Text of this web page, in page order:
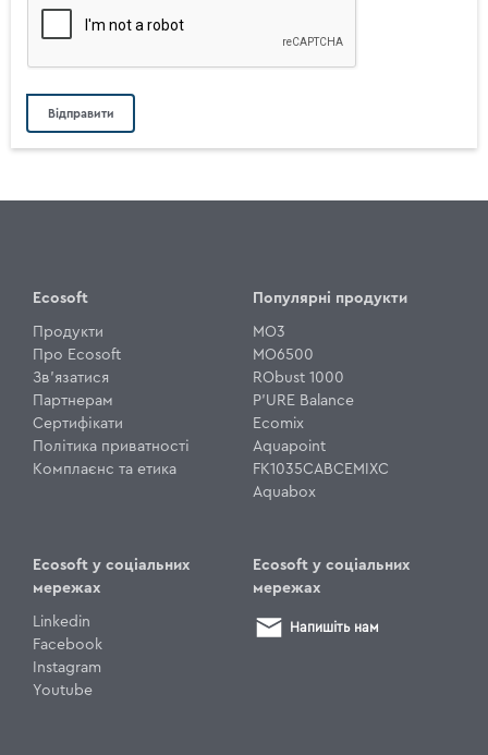
Ecosoft
Продукти
Про Ecosoft
Зв'язатися
Партнерам
Сертифікати
Політика приватності
Комплаєнс та етика
Популярні продукти
MO3
MO6500
RObust 1000
P'URE Balance
Ecomix
Aquapoint
FK1035CABCEMIXC
Aquabox
Ecosoft у соціальних
мережах
Linkedin
Facebook
Instagram
Youtube
Ecosoft у соціальних
мережах
Напишіть нам